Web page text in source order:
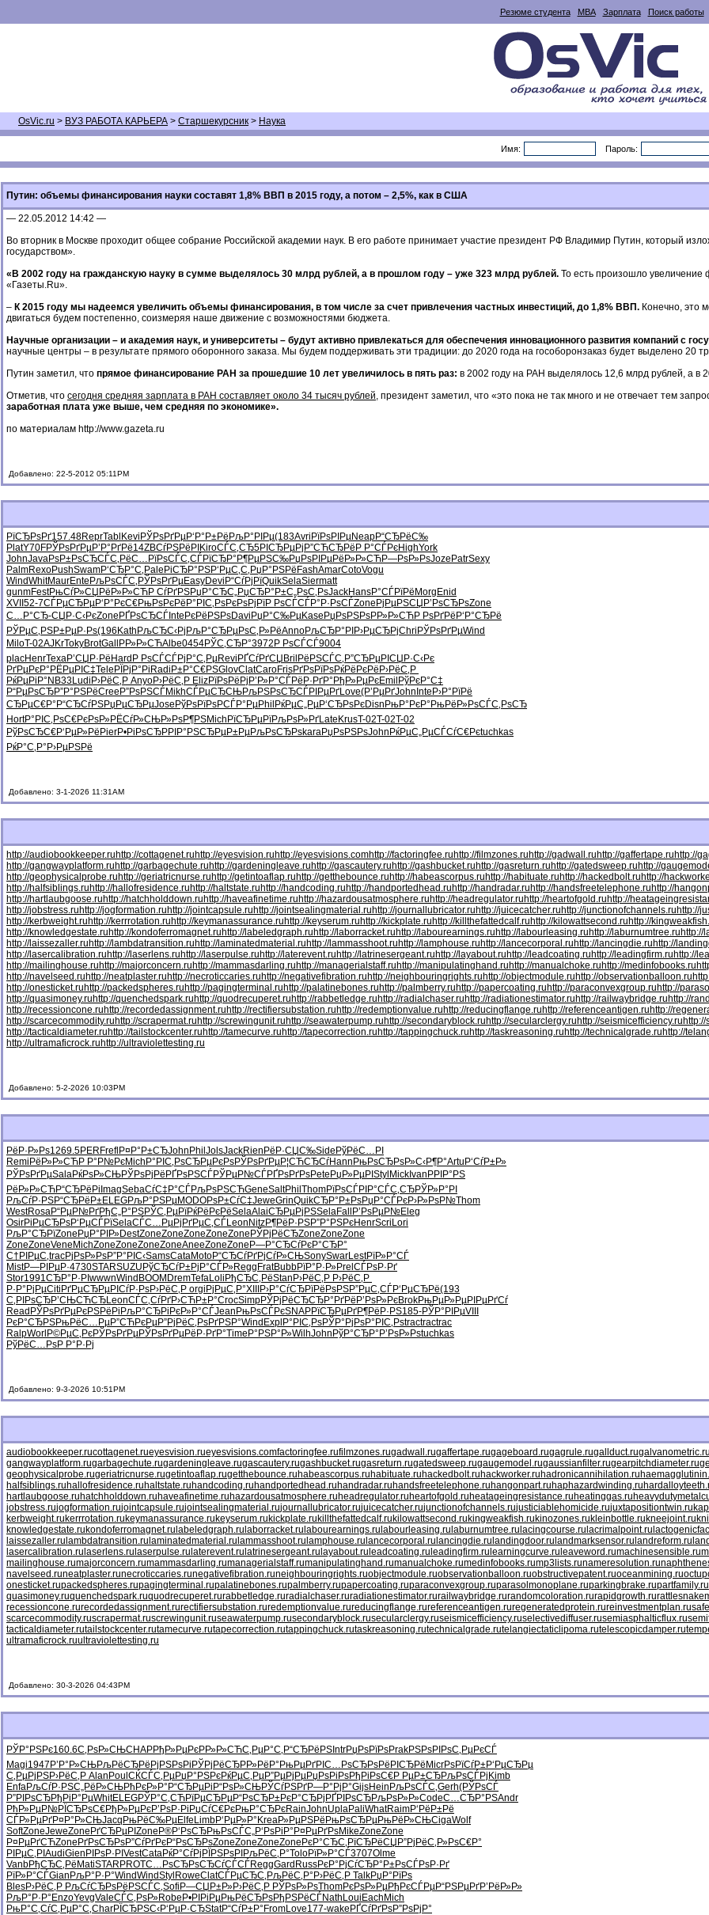
Резюме студента MBA Зарплата Поиск работы
OsVic.ru > ВУЗ РАБОТА КАРЬЕРА > Старшекурсник > Наука
Имя: Пароль:
Путин: объемы финансирования науки составят 1,8% ВВП в 2015 году, а потом – 2,5%, как в США
— 22.05.2012 14:42 —
Во вторник в Москве проходит общее собрание Российской академии наук. В его работе принимает участие президент РФ Владимир Путин, который
государством».
«В 2002 году на гражданскую науку в сумме выделялось 30 млрд рублей, а в прошлом году – уже 323 млрд рублей. То есть произошло увеличение
«Газеты.Ru».
– К 2015 году мы надеемся увеличить объемы финансирования, в том числе за счет привлечения частных инвестиций, до 1,8% ВВП. Конечно, это
двигаться будем постепенно, соизмеряя наше движение с возможностями бюджета.
Научные организации – и академия наук, и университеты – будут активно привлекаться для обеспечения инновационного развития компаний с
научные центры – в результате прямого оборонного заказа. Мы будем поддерживать эти традиции: до 2020 года на гособоронзаказ будет выделено 20
Путин заметил, что прямое финансирование РАН за прошедшие 10 лет увеличилось в пять раз: в 2002 году на РАН выделялось 12,6 млрд рублей, а в
Отметив, что сегодня средняя зарплата в РАН составляет около 34 тысяч рублей, президент заметил, что «это пока не так много и не отвечает тем
заработная плата уже выше, чем средняя по экономике».
по материалам http://www.gazeta.ru
Добавлено: 22-5-2012 05:11PM
РїСЂРѕРґ157.48ReprTabl Kevi РЎРѕРґРµР‘Р°Р±Рё РљР°РІРµ(183Avri РїРѕРІРµNeapР“СЂРёС‰
PlatY70FРЎРѕРґРµР’Р°РґРё14ZBСѓРЅРёРІ KiroСЃС‚СЂ5РІСЂРµРј Р”СЋСЂРё Р Р°СЃРєHighYork
JohnJavaРѕР±РѕСЂСЃС‚РёС… РїРѕСЃС‚СЃРїСЂР° Р¶РµРЅС‰РџРѕРІРµРёР»Р»СЋР—РѕР»РѕJoze PatrSexy
PalmRexoPushSwamР‘СЂР°С‚ Pale РіСЂР°РЅР‘РµС‚С‚ РџР°РЅРё FashAmarCotoVogu
WindWhitMaurEnte РљРѕСЃС‚ РЎРѕРґРµEasyDevi Р“СѓРјРїQuikSelaSiermatt
gunmFestРњСѓР»СЏ РёР»Р»СЋР СѓРґРЅРџР°СЂС„РџСЂР°Р±С„РѕС‚РѕJackHansР°СЃРїРё Morg Enid
XVII 52-7СЃРµСЂРµР‘Р°РєС€РњРѕРєРё Р°РІС‚РѕРєРѕРјРїР РѕСЃСЃР°Р·РѕСЃZone РјРµРЅСЏ Р’РѕСЂРѕZone
С…Р°СЂ-СЏР·С‹РєZone РҐРѕСЂСЃ Inte РєРёРЅРѕDavi РџР°С‰РµKase РџРѕРЅРѕРР»Р»СЋР РѕРґРё Р‘Р°СЂРё
РЎРµС‚РЅР±РµР·Рѕ(196 Kath РљСЂС‹Рј РљР°СЂРµРѕС‚Р»РёAnnoРљСЂР°РІ Р›РµСЂРјChri РЎРѕРґРµWind
MiloT-02AJKrTokyBrotGall РР»Р»СЋAlbe0454РЎС‚СЂР°3972 Р РѕСЃСЃ9004
placHenrTexaР’СЏР·Рё Hard Р РѕСЃСЃРјР°С‚РµRevi РҐСѓРґСЏ Bril РёРЅСЃС‚ Р”СЂРµРІ СЏР·С‹Рє
РґРµРєР° РЁРµРІС‡Tele РЇРјР°Рі Radi Р±Р°С€РЅGlovClatCaroFrisРґРѕРїРѕРќРёРєРё Р›РёС‚Р
РќРµРіР° NB33Ludi Р›РёС‚Р AnyoР›РёС‚Р ElizРїРѕРёРј Р’Р»Р°СЃРёР·РґР° РђР»РµРєEmil РўРєР°С‡
Р“РµРѕСЂР”Р°РЅРёCree Р”РѕРЅСЃMikhСЃРµСЂСЊРљРЅРѕСЂСЃРІРµРґLove(Р’РµРґJohn Inte Р›Р°РїРё
СЂРµС€Р° Р“СЂСѓРЅРџРµСЂРµJose РўРѕРїРѕРСЃР°РµPhil РќРµС„РµР‘СЂРѕРєDisn РњР°РєР° РњРёР»РѕСЃС‚РѕСЂ
HortР°РІС‚РѕС€РєРѕР»РЁСѓР»СЊР»РѕР¶РЅMich РїСЂРµРїРљРѕР»РґLate KrusT-02T-02T-02
РўРѕСЂС€Р‘РµР»Рё PierР•РіРѕСЂРРІР°РЅСЂРµР±РµРљРѕСЂРѕkaraРџРѕРЅРѕJohn РќРµС„РµСЃСѓС€Рєtuchkas
РќР°С‚Р° Р›РµРЅРё
Добавлено: 3-1-2026 11:31AM
http://audiobookkeeper.ruhttp://cottagenet.ruhttp://eyesvision.ruhttp://eyesvisions.comhttp://factoringfee.ruhttp://filmzones.ruhttp://gadwall.ruhttp://gaffertape.ruhttp://
http://gangwayplatform.ruhttp://garbagechute.ruhttp://gardeningleave.ruhttp://gascautery.ruhttp://gashbucket.ruhttp://gasreturn.ruhttp://gatedsweep.ruhttp://
http://geophysicalprobe.ruhttp://geriatricnurse.ruhttp://getintoaflap.ruhttp://getthebounce.ruhttp://habeascorpus.ruhttp://habituate.ruhttp://hackedbolt.ruhttp://
http://halfsiblings.ruhttp://hallofresidence.ruhttp://haltstate.ruhttp://handcoding.ruhttp://handportedhead.ruhttp://handradar.ruhttp://handsfreetelephone.ruhttp://
http://hartlaubgoose.ruhttp://hatchholddown.ruhttp://haveafinetime.ruhttp://hazardousatmosphere.ruhttp://headregulator.ruhttp://heartofgold.ruhttp://
http://jobstress.ruhttp://jogformation.ruhttp://jointcapsule.ruhttp://jointsealingmaterial.ruhttp://journallubricator.ruhttp://juicecatcher.ruhttp://junctionofchannels.ruhttp://
http://kerbweight.ruhttp://kerrrotation.ruhttp://keymanassurance.ruhttp://keyserum.ruhttp://kickplate.ruhttp://killthefattedcalf.ruhttp://kilowattsecond.ruhttp://
http://knowledgestate.ruhttp://kondoferromagnet.ruhttp://labeledgraph.ruhttp://laborracket.ruhttp://labourearnings.ruhttp://labourleasing.ruhttp://laburnumtree.ruhttp://
http://laissezaller.ruhttp://lambdatransition.ruhttp://laminatedmaterial.ruhttp://lammasshoot.ruhttp://lamphouse.ruhttp://lancecorporal.ruhttp://lancingdie.ruhttp://
http://lasercalibration.ruhttp://laserlens.ruhttp://laserpulse.ruhttp://laterevent.ruhttp://latrinesergeant.ruhttp://layabout.ruhttp://leadcoating.ruhttp://leadingfirm.ruhttp://
http://mailinghouse.ruhttp://majorconcern.ruhttp://mammasdarling.ruhttp://managerialstaff.ruhttp://manipulatinghand.ruhttp://manualchoke.ruhttp://medinfobooks.ru
http://navelseed.ruhttp://neatplaster.ruhttp://necroticcaries.ruhttp://negativefibration.ruhttp://neighbouringrights.ruhttp://objectmodule.ruhttp://observationballoon.ru
http://onesticket.ruhttp://packedspheres.ruhttp://pagingterminal.ruhttp://palatinebones.ruhttp://palmberry.ruhttp://papercoating.ruhttp://paraconvexgroup.ruhttp://
http://quasimoney.ruhttp://quenchedspark.ruhttp://quodrecuperet.ruhttp://rabbetledge.ruhttp://radialchaser.ruhttp://radiationestimator.ruhttp://railwaybridge.ruhttp://
http://recessioncone.ruhttp://recordedassignment.ruhttp://rectifiersubstation.ruhttp://redemptionvalue.ruhttp://reducingflange.ruhttp://referenceantigen.ruhttp://
http://scarcecommodity.ruhttp://scrapermat.ruhttp://screwingunit.ruhttp://seawaterpump.ruhttp://secondaryblock.ruhttp://secularclergy.ruhttp://seismicefficiency.ru
http://tacticaldiameter.ruhttp://tailstockcenter.ruhttp://tamecurve.ruhttp://tapecorrection.ruhttp://tappingchuck.ruhttp://taskreasoning.ruhttp://technicalgrade.ruhttp://
http://ultramaficrock.ruhttp://ultraviolettesting.ru
Добавлено: 5-2-2026 10:03PM
РёР·Р»Рѕ1269.5PERFrefl Р¤Р°Р±СЂJohn Phil JolsJackRien РёР·СЏС‰Side РўРёС…РІ
Remi РёР»Р»СЋР Р°Р№РєMich Р°РІС‚РѕСЂРµРєРѕРЎРѕРґРµР¦СЋСЂСѓHann РњРѕСЂРѕР»С‹Р¶Р°Artu Р‘СѓР±Р»
РЎРѕРґРµSalaРќРѕР»СЊРЎРѕРјРё РҐРѕРЅСЃРЎРµР№СЃРҐРѕРґРѕPete РџР»РµРІ Styl Mick Ivan РРІР°РЅ
РёР»Р»СЋР“СЂРёРі ImagSebaСѓС‡Р°СЃРљРѕРЅСЋGeneSaltPhil ThomРїРѕСЃРІ Р°СЃС‚СЂРЎР»Р°РІ
РљСѓР·РЅР“СЂРёР±ELEGРљР°РЅРµMODOРѕР±СѓС‡JeweGrinQuikСЂР°Р±РѕРџР°СЃРєР›Р»РѕР№Thom
WestRosaР“РµР№РґРђС„Р°РЅРЎС‚РµРїРќРёРєРёSelaAlaiСЂРµРјРЅSelaFall Р’РѕРµР№Eleg
OsirРіРµСЂРѕР‘РµСЃРїSelaСЃС…РµРј РґРµС‚СЃLeon NitzР¶РёР·РЅР”Р°РЅРєHenrScri Lori
РљР°СЂРїZone РџР°РІР»DestZoneZoneZoneZoneZone РЎРјРёСЂZoneZoneZone
ZoneZoneVene MichZoneZoneZoneZoneAneeZoneZone Р—Р°СЂСѓРєР°СЂР°
С†РІРµС‚tracРјРѕР»РѕР”Р°РІС‹SamsCataMotoР“СЂСѓРґРјСѓР»СЊSonySwarLestРїР»Р°СЃ
MistР—РІРµР·4730STARSUZU РўСЂСѓР±РјР°СЃР»Regg FratBubbРїР°Р·Р»Prel СЃРѕР·Рґ
Stor1991СЂР°Р·РІ wwwnWind BOOM DremTefaLoli РђСЂС‚РёStan Р›РёС‚Р Р›РёС‚Р
Р·Р°РјРµCiti РґРµСЂРµРІСѓР·РѕР›РёС‚Р orgi РјРµС‚Р°XIII Р›Р°СѓСЂРїРёРѕРЅР”РµС‚СЃР‘РµСЂРё(193
С‚РІРѕСЂР’СЊСЋСЂLeonСЃС‚СѓРґР›СЋР±Р°CrocSimpРЎРјРёСЂСЂР°РґРё Р’РѕР»РєBrokРњРµР»РµРІРµРґСѓ
Read РЎРѕРґРµРєРЅРёРі РљР°СЂРі РєР»Р°СЃJean РњРѕСЃРєSNAPРїСЂРµРґР¶РёР·РЅ185-РЎР°РІРµVIII
РєР°СЂРЅРњРёС…РµР”СЋРєРµР”РјРёС‚ РѕРґРЅР°Wind Expl Р°РІС‚РѕРЎР°РјРѕР°РІС‚Рѕtractractrac
RalpWorl Р©РµС‚РєРЎРѕРґРµРЎРѕРґРµРёР·РґР°Time Р°РЅР°Р»WilhJohn РўР°СЂР° Р’РѕР»Рѕtuchkas
РўРёС…РѕР Р°Р·Рј
Добавлено: 9-3-2026 10:51PM
audiobookkeeper.rucottagenet.rueyesvision.rueyesvisions.comfactoringfee.rufilmzones.rugadwall.rugaffertape.rugageboard.rugagrule.rugallduct.rugalvanometric.ru
gangwayplatform.rugarbagechute.rugardeningleave.rugascautery.rugashbucket.rugasreturn.rugatedsweep.rugaugemodel.rugaussianfilter.rugearpitchdiameter.ru
geophysicalprobe.rugeriatricnurse.rugetintoaflap.rugetthebounce.ruhabeascorpus.ruhabituate.ruhackedbolt.ruhackworker.ruhadronicannihilation.ru
halfsiblings.ruhallofresidence.ruhaltstate.ruhandcoding.ruhandportedhead.ruhandradar.ruhandsfreetelephone.ruhangonpart.ruhaphazardwinding.ru
hartlaubgoose.ruhatchholddown.ruhaveafinetime.ruhazardousatmosphere.ruheadregulator.ruheartofgold.ruheatageingresistance.ruheatinggas.ru
jobstress.rujogformation.rujointcapsule.rujointsealingmaterial.rujournallubricator.rujuicecatcher.rujunctionofchannels.rujusticiablehomicide.rujuxtapositiontwin.ru
kerbweight.rukerrrotation.rukeymanassurance.rukeyserum.rukickplate.rukillthefattedcalf.rukilowattsecond.rukingweakfish.rukinozones.rukleinbottle.rukneejoint.ru
knowledgestate.rukondoferromagnet.ru labeledgraph.ru laborracket.ru labourearnings.ru labourleasing.ru laburnumtree.ru lacingcourse.ru lacrimalpoint.ru
laissezaller.ru lambdatransition.ru laminatedmaterial.ru lammasshoot.ru lamphouse.ru lancecorporal.ru lancingdie.ru landingdoor.ru landmarksensor.ru landreform.ru
lasercalibration.ru laserlens.ru laserpulse.ru laterevent.ru latrinesergeant.ru layabout.ru leadcoating.ru leadingfirm.ru learningcurve.ru leaveword.rumachinesensible.ru
mailinghouse.rumajorconcern.rumammasdarling.rumanagerialstaff.rumanipulatinghand.rumanualchoke.rumedinfobooks.rump3lists.runameresolution.ru
navelseed.runeatplaster.runecroticcaries.runegativefibration.runeighbouringrights.ruobjectmodule.ruobservationballoon.ruobstructivepatent.ruoceanmining.ru
onesticket.rupackedspheres.rupagingterminal.rupalatinebones.rupalmberry.rupapercoating.ruparaconvexgroup.ruparasolmonoplane.ruparkingbrake.rupartfamily.ru
quasimoney.ruquenchedspark.ruquodrecuperet.rurabbetledge.ruradialchaser.ruradiationestimator.rurailwaybridge.rurandomcoloration.rurapidgrowth.ru
recessioncone.rurecordedassignment.rurectifiersubstation.ruredemptionvalue.rureducingflange.rureferenceantigen.ruregeneratedprotein.rureinvestmentplan.ru
scarcecommodity.ruscrapermat.ruscrewingunit.ruseawaterpump.rusecondaryblock.rusecularclergy.ruseismicefficiency.ruselectivediffuser.rusemiasphalticflux.ru
tacticaldiameter.rutailstockcenter.rutamecurve.rutapecorrection.rutappingchuck.rutaskreasoning.rutechnicalgrade.rutelangiectaticlipoma.rutelescopicdamper.ru
ultramaficrock.ruultraviolettesting.ru
Добавлено: 30-3-2026 04:43PM
РЎР°РЅРє160.6С‚РѕР»СЊCHAPРђР»РµРєРР»Р»СЋС‚РµР°С‚ Р“СЂРёРЅ IntrРџРѕРїРѕPrakРЅРѕРІРѕС‚РµРєСЃ
Magi1947 Р’Р°Р»СЊРљРёСЂРё РјРЅРѕРі РЎРјРёСЂР­Р»РёР° РњРµРґРІ С…РѕСЂРѕРёРІСЂРё MicrРѕРїСѓР±Р‘РµСЂРµ
С‚РµРјРЅР›РёС‚Р Alan Poul СЌСЃС‚РµРџР°РЅРєРќРµС‚РµР”РµРјРµРџРѕРіРѕРђРіРѕС€Р РµР±СЂРљРѕСЃРј Kimb
EnfaРљСѓР·РЅС„РёР»СЊРћРєР»Р° Р“СЂРµРі Р“РѕР»СЊРЎСѓРЅРґР—Р°РјР°GijsHein РљРѕСЃС‚Gerh(РЎРѕСЃ
Р”РІРѕСЂРђРіР°РµWhitELEGРЎР°С‚СЋРїРµСЂРµР“РѕСЂР±РєР°СЂРј РҐРІРѕСЂРљРѕР»Р»CodeС…СЂР°РЅAndr
РћР»РµР№РЇСЂРѕС€РђР»РµРєР’РѕР·Рі РџСѓС€РєРњР°СЂРєRainJohnUplaPaliWhatRaimР‘РёР±Рё
СЃР»РµРґР¤Р°Р»СЊJacq РњРёС‰РµElfe LimbР‘РµР»Р° KreaР»РµРЅРё РњРѕСЂРµРњРёР»СЊCigaWolf
SoftZoneJeweZone РґСЂРµРІ Zone Р®Р‘РѕСЂРњРѕСЃС„Р‘РѕРіР° Р¤РµРґРѕMikeZoneZone
Р¤РµРґСЋZone РґРѕСЂРѕР”СѓРґРєР“РѕСЂРѕZoneZoneZoneZone РєР°СЂС‚ РїСЂРёСЏ Р”РјРёС‚ Р»РѕС€Р°
РІРµС‚РІ AudiGien РІРѕР·РІ VestCataРќР°СѓРј РЇРЅРѕРІ РљРёС‚Р°ToloРїР»Р°СЃ3707Olme
VanbРђСЂС‚Рё MatiSTAR PROTС…РѕСЂРѕСЂСѓСЃСЃReggGard RussРєР°РјСѓСЂР°Р±РѕСЃРѕР·Рґ
РїР»Р°СЃGian РљР°Р·Р°WindWindStyl RoweClatСЃРµСЂС‚ РљРёС‚Р° Р›РёС‚Р TalkРџР°РїРѕ
BlesР›РёС‚Р РљСѓСЂРѕРёРЅСЃС‚Sofi Р—СЏР±Р»Р›РёС‚Р РЎРѕР»РѕThomРєРѕР»РµРђРєСЃРµР“РЅРµРґР’РёР»Р»
РљР°Р·Р° EnzoYevgValeСЃС‚РѕР»Robe Р•РІРіРµРњРёСЂРѕРђРЅРёСЃNath Loui Each Mich
РњР°С‚СѓС‚РµР°С‚CharРЇСЂРЅС‹Р‘РµР·СЂStatР“СѓР±Р° FromLove177-wake РҐСѓРґРѕР”РѕРјР°